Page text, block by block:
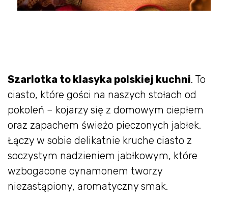
Szarlotka to klasyka polskiej kuchni. To
ciasto, które gości na naszych stołach od
pokoleń – kojarzy się z domowym ciepłem
oraz zapachem świeżo pieczonych jabłek.
Łączy w sobie delikatnie kruche ciasto z
soczystym nadzieniem jabłkowym, które
wzbogacone cynamonem tworzy
niezastąpiony, aromatyczny smak.